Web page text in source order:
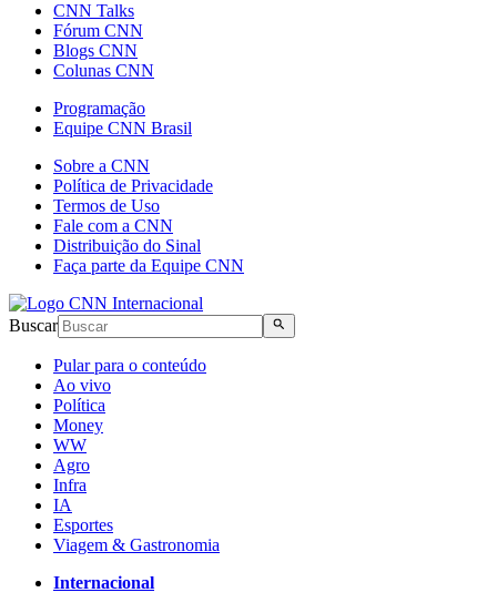
CNN Talks
Fórum CNN
Blogs CNN
Colunas CNN
Programação
Equipe CNN Brasil
Sobre a CNN
Política de Privacidade
Termos de Uso
Fale com a CNN
Distribuição do Sinal
Faça parte da Equipe CNN
Buscar
Pular para o conteúdo
Ao vivo
Política
Money
WW
Agro
Infra
IA
Esportes
Viagem & Gastronomia
Internacional